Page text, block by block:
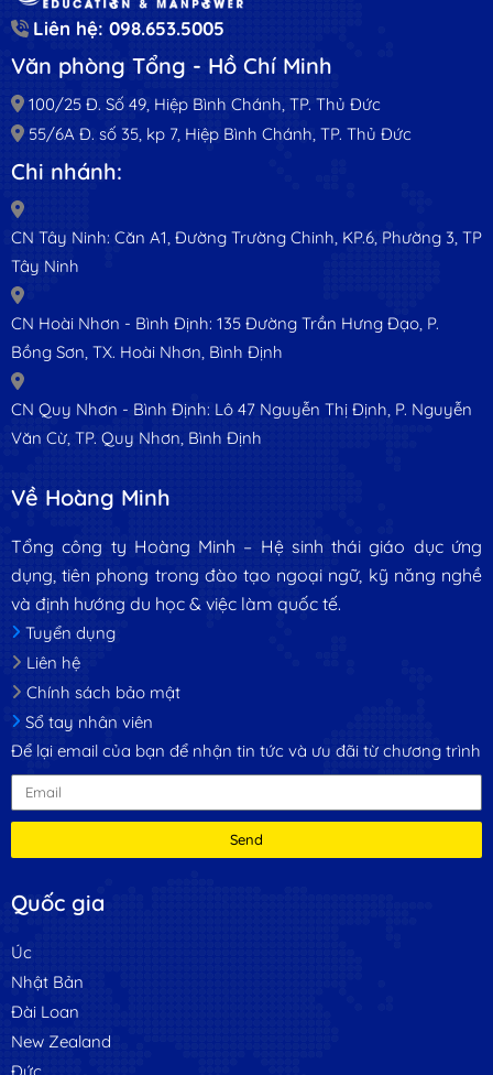
Liên hệ: 098.653.5005
Văn phòng Tổng - Hồ Chí Minh
100/25 Đ. Số 49, Hiệp Bình Chánh, TP. Thủ Đức
55/6A Đ. số 35, kp 7, Hiệp Bình Chánh, TP. Thủ Đức
Chi nhánh:
CN Tây Ninh: Căn A1, Đường Trường Chinh, KP.6, Phường 3, TP
Tây Ninh
CN Hoài Nhơn - Bình Định: 135 Đường Trần Hưng Đạo, P.
Bồng Sơn, TX. Hoài Nhơn, Bình Định
CN Quy Nhơn - Bình Định: Lô 47 Nguyễn Thị Định, P. Nguyễn
Văn Cừ, TP. Quy Nhơn, Bình Định
Về Hoàng Minh
Tổng công ty Hoàng Minh – Hệ sinh thái giáo dục ứng
dụng, tiên phong trong đào tạo ngoại ngữ, kỹ năng nghề
và định hướng du học & việc làm quốc tế.
Tuyển dụng
Liên hệ
Chính sách bảo mật
Sổ tay nhân viên
Để lại email của bạn để nhận tin tức và ưu đãi từ chương trình
Send
Quốc gia
Úc
Nhật Bản
Đài Loan
New Zealand
Đức